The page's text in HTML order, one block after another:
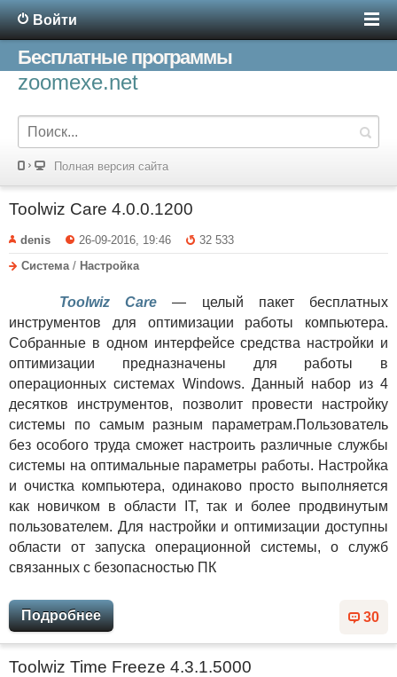
Войти
Бесплатные программы
zoomexe.net
Полная версия сайта
Toolwiz Care 4.0.0.1200
denis 26-09-2016, 19:46
32 533
Система / Настройка
Toolwiz Care — целый пакет бесплатных
инструментов для оптимизации работы компьютера.
Собранные в одном интерфейсе средства настройки и
оптимизации предназначены для работы в
операционных системах Windows. Данный набор из 4
десятков инструментов, позволит провести настройку
системы по самым разным параметрам.Пользователь
без особого труда сможет настроить различные службы
системы на оптимальные параметры работы. Настройка
и очистка компьютера, одинаково просто выполняется
как новичком в области IT, так и более продвинутым
пользователем. Для настройки и оптимизации доступны
области от запуска операционной системы, о служб
связанных с безопасностью ПК
30
Подробнее
Toolwiz Time Freeze 4.3.1.5000